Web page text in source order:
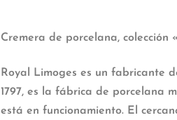
Cremera de porcelana, colección
Royal Limoges es un fabricante
1797, es la fábrica de porcelana
está en funcionamiento. El